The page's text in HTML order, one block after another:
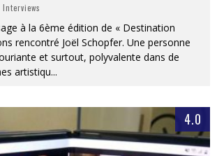
Interviews
à la 6ème édition de « Destination
rencontré Joël Schopfer. Une personne
et surtout, polyvalente dans de
artistiqu...
4.0